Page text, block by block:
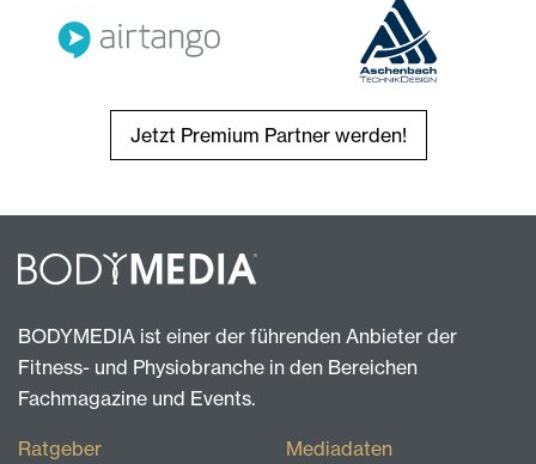
Jetzt Premium Partner werden!
BODYMEDIA ist einer der führenden Anbieter der
Fitness- und Physiobranche in den Bereichen
Fachmagazine und Events.
Ratgeber Mediadaten